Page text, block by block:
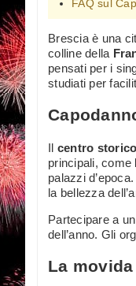
FAQ sul
Brescia è una
colline della
pensati per i
studiati per
Il centro
principali, come
palazzi
la bellezza
Partecipare a
dell’anno. Gli
La